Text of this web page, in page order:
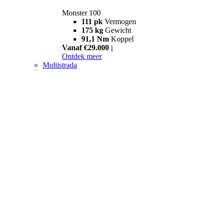
Monster 100
111 pk Vermogen
175 kg Gewicht
91,1 Nm Koppel
Vanaf €29.000 i
Ontdek meer
Multistrada